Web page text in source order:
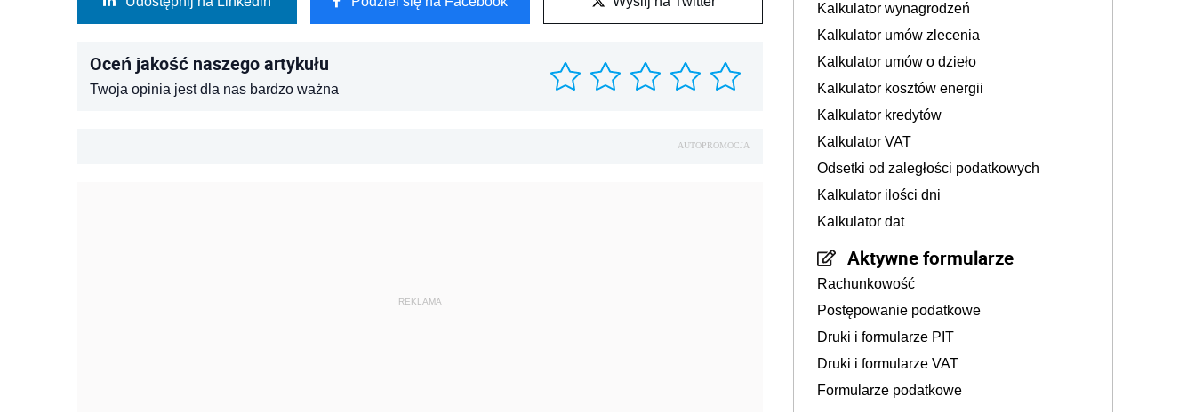
Kalkulator wynagrodzeń
Kalkulator umów zlecenia
Kalkulator umów o dzieło
Kalkulator kosztów energii
Kalkulator kredytów
Kalkulator VAT
Odsetki od zaległości podatkowych
Kalkulator ilości dni
Kalkulator dat
Aktywne formularze
Rachunkowość
Postępowanie podatkowe
Druki i formularze PIT
Druki i formularze VAT
Formularze podatkowe